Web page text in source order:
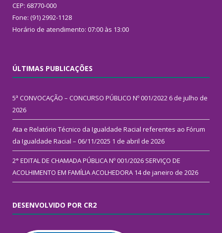
CEP: 68770-000
Fone: (91) 2992-1128
Horário de atendimento: 07:00 às 13:00
ÚLTIMAS PUBLICAÇÕES
5ª CONVOCAÇÃO – CONCURSO PÚBLICO Nº 001/2022 6 de julho de
2026
Ata e Relatório Técnico da Igualdade Racial referentes ao Fórum
da Igualdade Racial – 06/11/2025 1 de abril de 2026
2° EDITAL DE CHAMADA PÚBLICA Nº 001/2026 SERVIÇO DE
ACOLHIMENTO EM FAMÍLIA ACOLHEDORA 14 de janeiro de 2026
DESENVOLVIDO POR CR2